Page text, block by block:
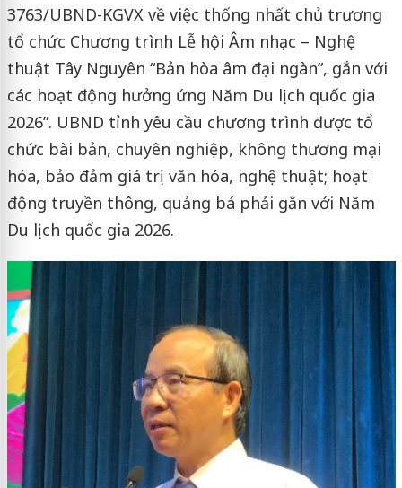
3763/UBND-KGVX về việc thống nhất chủ trương
tổ chức Chương trình Lễ hội Âm nhạc – Nghệ
thuật Tây Nguyên “Bản hòa âm đại ngàn”, gắn với
các hoạt động hưởng ứng Năm Du lịch quốc gia
2026”. UBND tỉnh yêu cầu chương trình được tổ
chức bài bản, chuyên nghiệp, không thương mại
hóa, bảo đảm giá trị văn hóa, nghệ thuật; hoạt
động truyền thông, quảng bá phải gắn với Năm
Du lịch quốc gia 2026.